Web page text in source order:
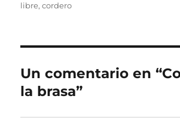
libre,cordero
Un comentario en
la brasa”